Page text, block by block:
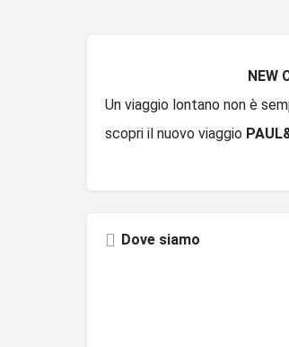
NEW
Un viaggio lontano non è
scopri il nuovo viaggio
Dove siamo